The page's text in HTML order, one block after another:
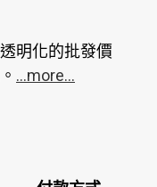
明化的批發價
...more...